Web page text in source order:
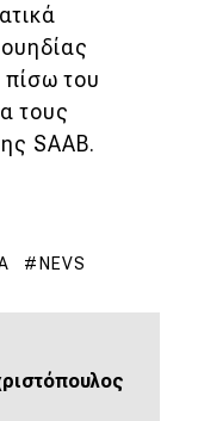
πίσω του
τους
SAAB.
NEVS